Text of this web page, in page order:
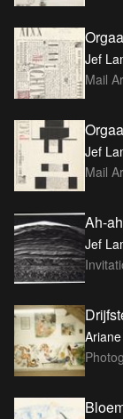
Jef
Mail
Jef
Mail
Ah-
Jef